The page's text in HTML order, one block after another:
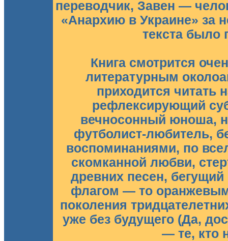
переводчик, Завен —
«Анархию в Украине» за
текста было
Книга смотрится
литературным
приходится читать
рефлексирующий
вечносонный юноша,
футболист-любитель,
воспоминаниями, по
скомканной любви,
древних песен,
флагом — то
поколения
уже без будущего (Да,
— те, кто